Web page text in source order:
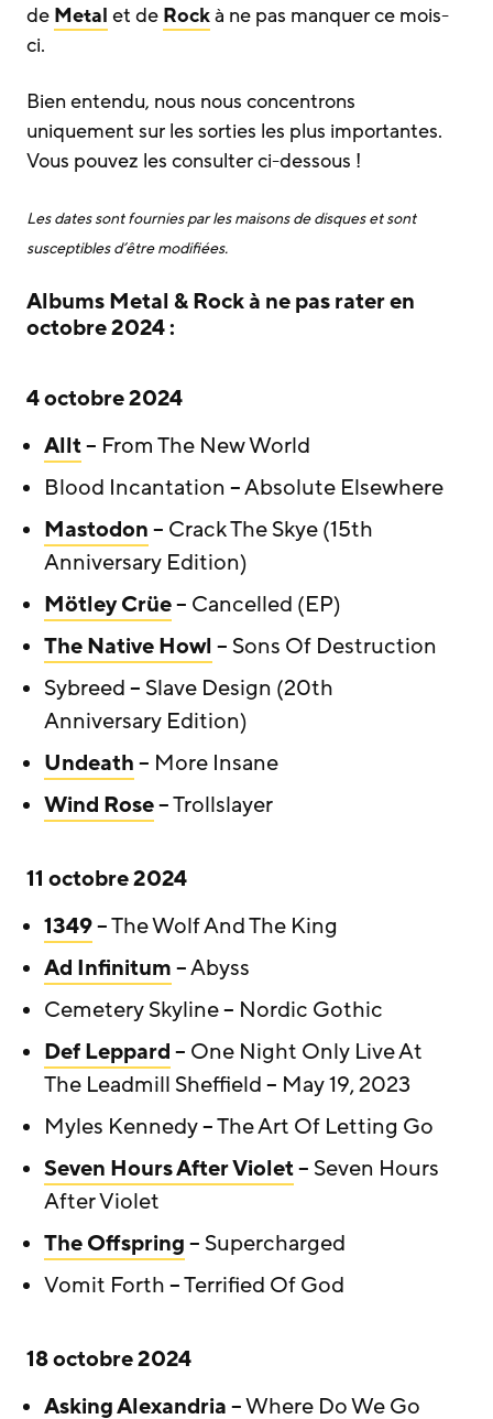
de Metal et de Rockà ne pas manquer ce mois-
ci.
Bien entendu, nous nous concentrons
uniquement sur les sorties les plus importantes.
Vous pouvez les consulter ci-dessous !
Les dates sont fournies par les maisons de disques et sont
susceptibles d’être modifiées.
Albums Metal & Rock à ne pas rater en
octobre 2024 :
4 octobre 2024
Allt– From The New World
Blood Incantation – Absolute Elsewhere
Mastodon– Crack The Skye (15th
Anniversary Edition)
Mötley Crüe– Cancelled (EP)
The Native Howl – Sons Of Destruction
Sybreed – Slave Design (20th
Anniversary Edition)
Undeath– More Insane
Wind Rose– Trollslayer
11 octobre 2024
1349– The Wolf And The King
Ad Infinitum– Abyss
Cemetery Skyline – Nordic Gothic
Def Leppard– One Night Only Live At
The Leadmill Sheffield – May 19, 2023
Myles Kennedy – The Art Of Letting Go
Seven Hours After Violet– Seven Hours
After Violet
The Offspring– Supercharged
Vomit Forth – Terrified Of God
18 octobre 2024
Asking Alexandria– Where Do We Go